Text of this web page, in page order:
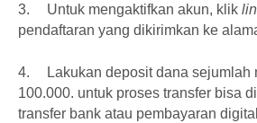
3. Untuk mengaktifkan akun, klik
pendaftaran yang dikirimkan ke
4.
Lakukan deposit dana sejumlah
100.000. untuk proses transfer bisa
transfer bank atau pembayaran